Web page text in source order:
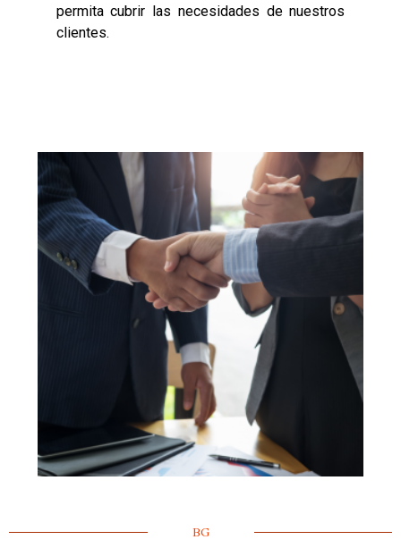
permita cubrir las necesidades de nuestros
clientes.
BG